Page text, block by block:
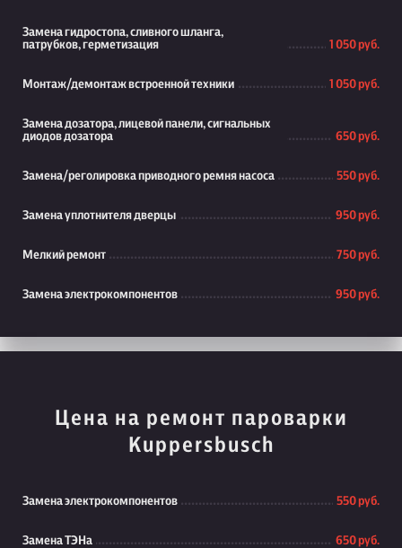
Замена гидростопа, сливного шланга,
патрубков, герметизация
1 050 руб.
Монтаж/демонтаж встроенной техники 1 050 руб.
Замена дозатора, лицевой панели, сигнальных
диодов дозатора
650 руб.
Замена/реголировка приводного ремня насоса 550 руб.
Замена уплотнителя дверцы 950 руб.
Мелкий ремонт 750 руб.
Замена электрокомпонентов 950 руб.
Цена на ремонт пароварки
Kuppersbusch
Замена электрокомпонентов 550 руб.
Замена ТЭНа 650 руб.